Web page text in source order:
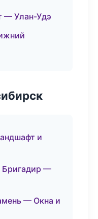
— Улан-Удэ
и
Бригадир —
— Окна и